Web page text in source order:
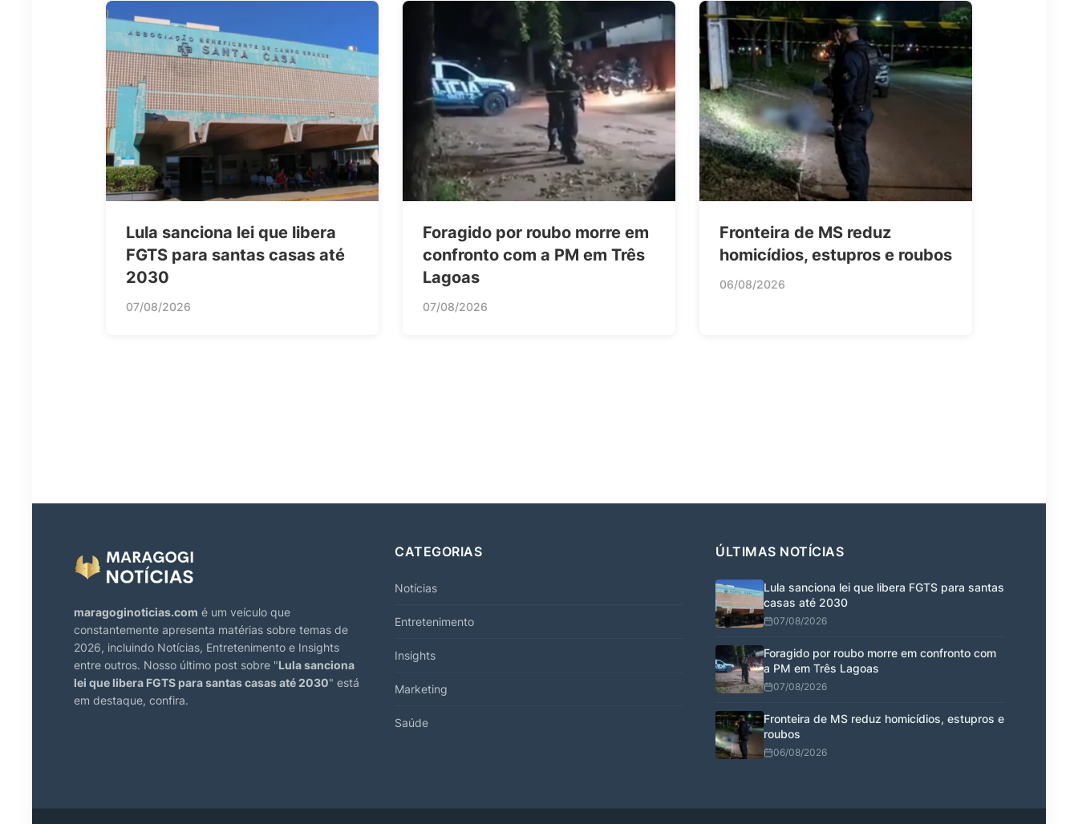
Lula sanciona lei que libera
FGTS para santas casas até
2030
07/08/2026
Foragido por roubo morre em
confronto com a PM em Três
Lagoas
07/08/2026
Fronteira de MS reduz
homicídios, estupros e roubos
06/08/2026
maragoginoticias.com é um veículo que
constantemente apresenta matérias sobre temas de
2026, incluindo Notícias, Entretenimento e Insights
entre outros. Nosso último post sobre "Lula sanciona
lei que libera FGTS para santas casas até 2030" está
em destaque, confira.
CATEGORIAS
Notícias
Entretenimento
Insights
Marketing
Saúde
ÚLTIMAS NOTÍCIAS
Lula sanciona lei que libera FGTS para santas
casas até 2030
07/08/2026
Foragido por roubo morre em confronto com
a PM em Três Lagoas
07/08/2026
Fronteira de MS reduz homicídios, estupros e
roubos
06/08/2026